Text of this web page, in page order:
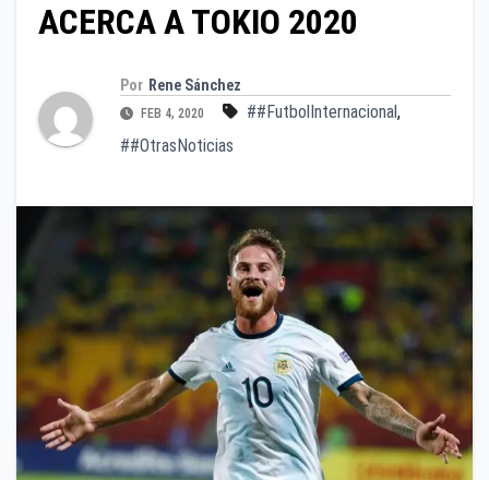
ACERCA A TOKIO 2020
Por Rene Sánchez
FEB 4, 2020 ##FutbolInternacional,
##OtrasNoticias